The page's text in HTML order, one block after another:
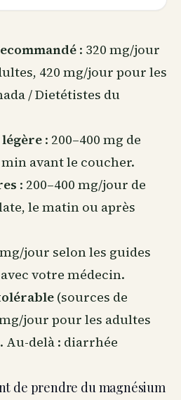
: 320 mg/jour
420 mg/jour pour les
/ Dietétistes du
: 200–400 mg de
avant le coucher.
: 200–400 mg/jour de
le matin ou après
mg/jour selon les guides
votre médecin.
(sources de
jour pour les adultes
Au-delà : diarrhée
de prendre du magnésium